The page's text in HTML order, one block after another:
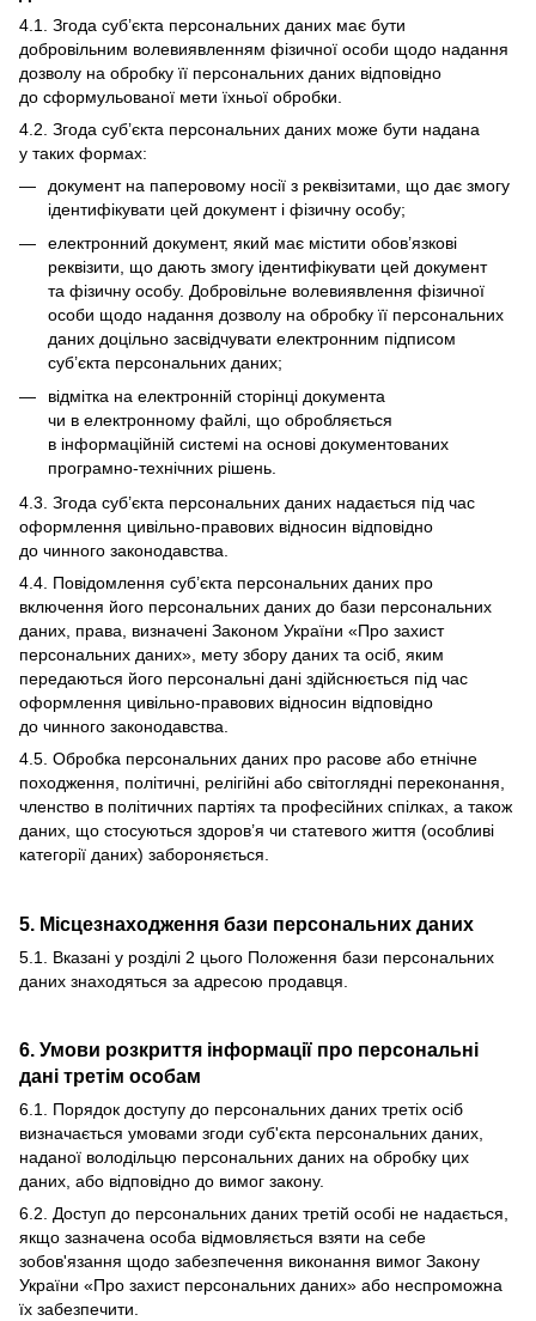
4.1. Згода суб’єкта персональних даних має бути
добровільним волевиявленням фізичної особи щодо надання
дозволу на обробку її персональних даних відповідно
до сформульованої мети їхньої обробки.
4.2. Згода суб’єкта персональних даних може бути надана
у таких формах:
документ на паперовому носії з реквізитами, що дає змогу
ідентифікувати цей документ і фізичну особу;
електронний документ, який має містити обов’язкові
реквізити, що дають змогу ідентифікувати цей документ
та фізичну особу. Добровільне волевиявлення фізичної
особи щодо надання дозволу на обробку її персональних
даних доцільно засвідчувати електронним підписом
суб’єкта персональних даних;
відмітка на електронній сторінці документа
чи в електронному файлі, що обробляється
в інформаційній системі на основі документованих
програмно-технічних рішень.
4.3. Згода суб’єкта персональних даних надається під час
оформлення цивільно-правових відносин відповідно
до чинного законодавства.
4.4. Повідомлення суб’єкта персональних даних про
включення його персональних даних до бази персональних
даних, права, визначені Законом України «Про захист
персональних даних», мету збору даних та осіб, яким
передаються його персональні дані здійснюється під час
оформлення цивільно-правових відносин відповідно
до чинного законодавства.
4.5. Обробка персональних даних про расове або етнічне
походження, політичні, релігійні або світоглядні переконання,
членство в політичних партіях та професійних спілках, а також
даних, що стосуються здоров’я чи статевого життя (особливі
категорії даних) забороняється.
5. Місцезнаходження бази персональних даних
5.1. Вказані у розділі 2 цього Положення бази персональних
даних знаходяться за адресою продавця.
6. Умови розкриття інформації про персональні
дані третім особам
6.1. Порядок доступу до персональних даних третіх осіб
визначається умовами згоди суб'єкта персональних даних,
наданої володільцю персональних даних на обробку цих
даних, або відповідно до вимог закону.
6.2. Доступ до персональних даних третій особі не надається,
якщо зазначена особа відмовляється взяти на себе
зобов'язання щодо забезпечення виконання вимог Закону
України «Про захист персональних даних» або неспроможна
їх забезпечити.